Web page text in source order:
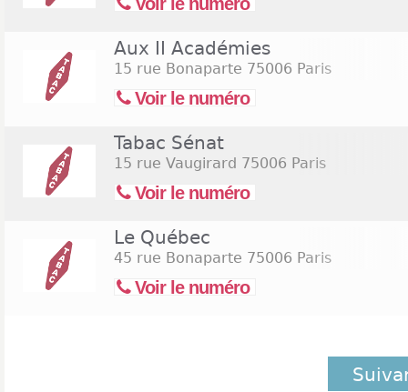
Aux II Académies
15 rue Bonaparte 75006 Paris
Voir le numéro
Tabac Sénat
15 rue Vaugirard 75006 Paris
Voir le numéro
Le Québec
45 rue Bonaparte 75006 Paris
Voir le numéro